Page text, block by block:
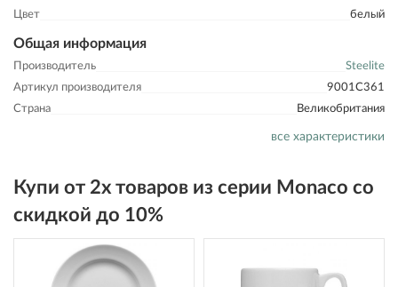
Цвет
белый
Общая информация
Производитель
Steelite
Артикул производителя
9001C361
Страна
Великобритания
все характеристики
Купи от 2х товаров из серии Monaco со
скидкой до 10%